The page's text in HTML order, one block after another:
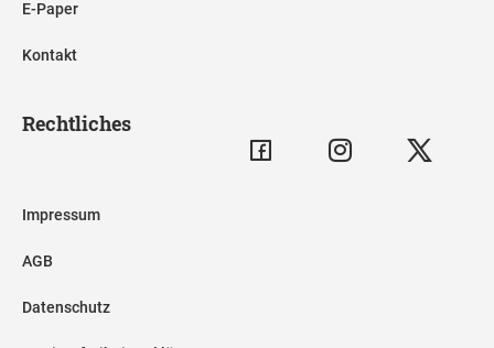
E-Paper
Kontakt
Rechtliches
Impressum
AGB
Datenschutz